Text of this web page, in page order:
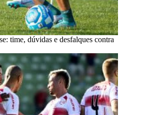
time, dúvidas e desfalques contra